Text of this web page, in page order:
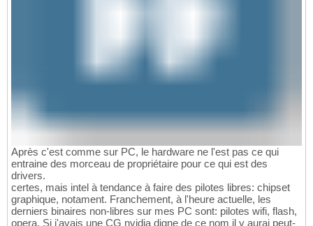
Après c'est comme sur PC, le hardware ne l'est pas ce qui
entraine des morceau de propriétaire pour ce qui est des
drivers.
certes, mais intel à tendance à faire des pilotes libres: chipset
graphique, notament. Franchement, à l'heure actuelle, les
derniers binaires non-libres sur mes PC sont: pilotes wifi, flash,
opera. Si j'avais une CG nvidia digne de ce nom il y aurai peut-